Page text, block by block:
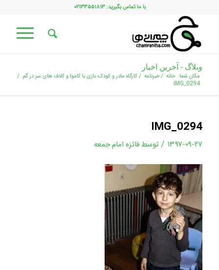
با ما تماس بگیرید: ۰۲۱۳۳۵۵۱۸۱۳
وبلاگ - آخرین اخبار
مکان شما: خانه /خبرنامه /کارگاه مادر و کودک؛ بازی با کاموا و کلاف های سر در گم /
IMG_0294
IMG_0294
۱۳۹۷-۰۹-۲۷ / توسطفائزه امام جمعه